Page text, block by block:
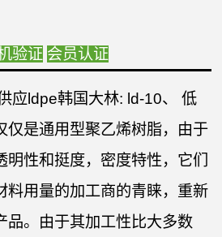
验证 会员认证
应ldpe韩国大林: ld-10、 低
仅是通用型聚乙烯树脂，由于
性和挺度，密度特性，它们
料用量的加工商的青睐，重新
品。由于其加工性比大多数